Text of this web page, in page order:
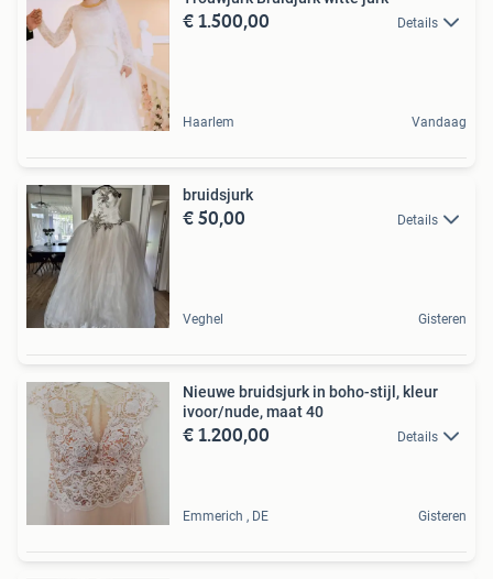
€ 1.500,00 Details
Haarlem Vandaag
bruidsjurk
€ 50,00 Details
Veghel Gisteren
Nieuwe bruidsjurk in boho-stijl, kleur
ivoor/nude, maat 40
€ 1.200,00 Details
Emmerich , DE Gisteren